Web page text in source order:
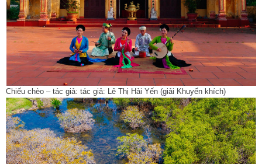
Chiếu chèo – tác giả: tác giả: Lê Thị Hải Yến (giải Khuyến khích)